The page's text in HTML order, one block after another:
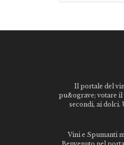
Il portale del
pu&ograve; votare il
secondi, ai dolci.
Vini e Spumanti